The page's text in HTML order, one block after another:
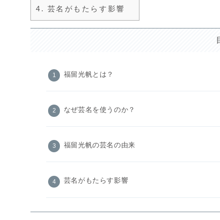
4. 芸名がもたらす影響
福留光帆とは？
なぜ芸名を使うのか？
福留光帆の芸名の由来
芸名がもたらす影響